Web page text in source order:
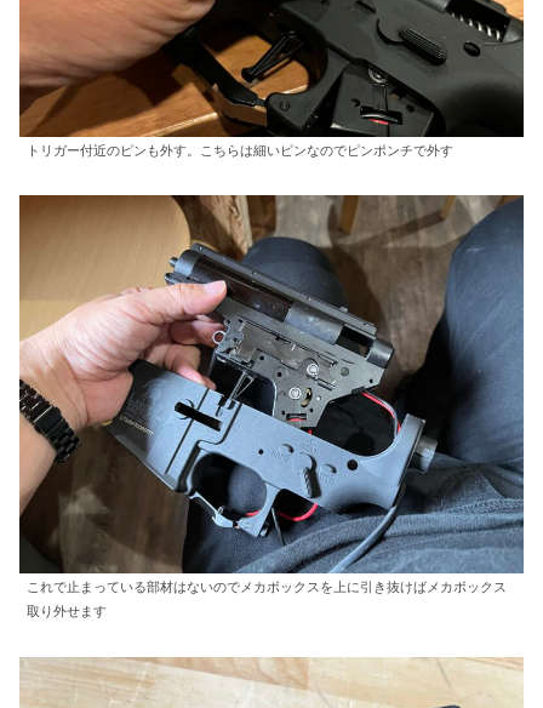
トリガー付近のピンも外す。こちらは細いピンなのでピンポンチで外す
これで止まっている部材はないのでメカボックスを上に引き抜けばメカボックス
取り外せます